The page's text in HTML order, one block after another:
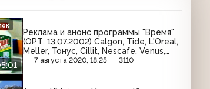
Реклама и анонс программы "Время"
(ОРТ, 13.07.2002) Calgon, Tide, L'Oreal,
Meller, Тонус, Cillit, Nescafe, Venus,
Veet, Head&Shoulders, Coca-Cola
7 августа 2020, 18:25 3110